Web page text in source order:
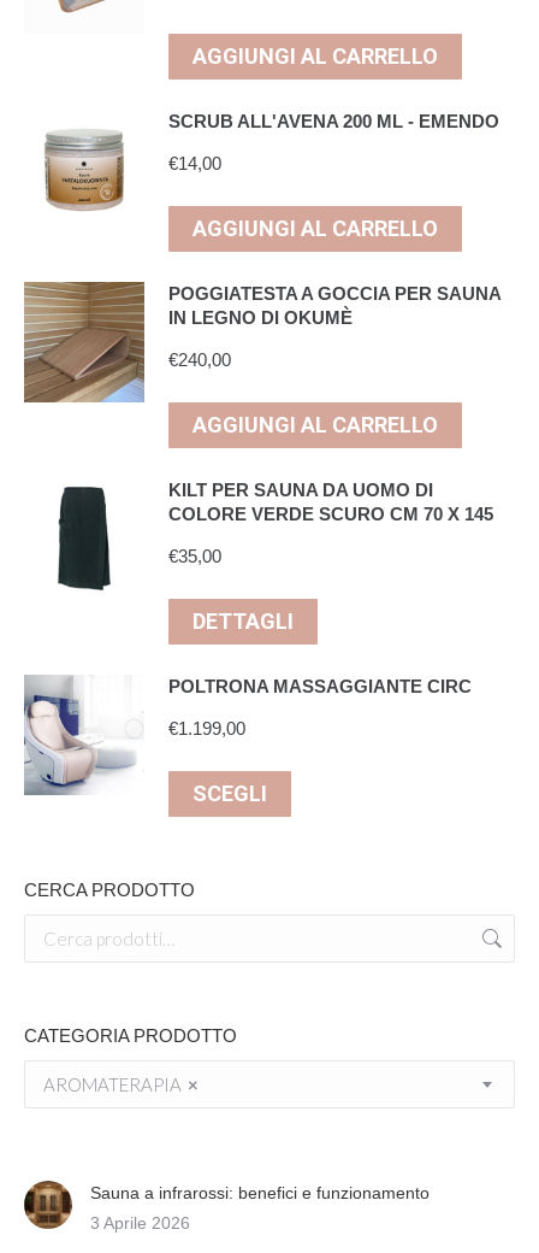
AGGIUNGI AL CARRELLO
SCRUB ALL'AVENA 200 ML - EMENDO
€14,00
AGGIUNGI AL CARRELLO
POGGIATESTA A GOCCIA PER SAUNA
IN LEGNO DI OKUMÈ
€240,00
AGGIUNGI AL CARRELLO
KILT PER SAUNA DA UOMO DI
COLORE VERDE SCURO CM 70 X 145
€35,00
DETTAGLI
POLTRONA MASSAGGIANTE CIRC
€1.199,00
SCEGLI
prodotto
varianti.
essere
del
CERCA PRODOTTO
CATEGORIA PRODOTTO
×
AROMATERAPIA
Sauna a infrarossi: benefici e funzionamento
3 Aprile 2026